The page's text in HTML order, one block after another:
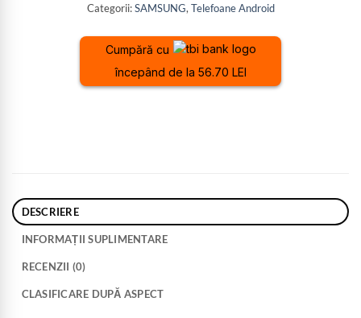
Categorii:SAMSUNG, Telefoane Android
Cumpără cu
începând de la 56.70 LEI
DESCRIERE
INFORMAȚII SUPLIMENTARE
RECENZII (0)
CLASIFICARE DUPĂ ASPECT